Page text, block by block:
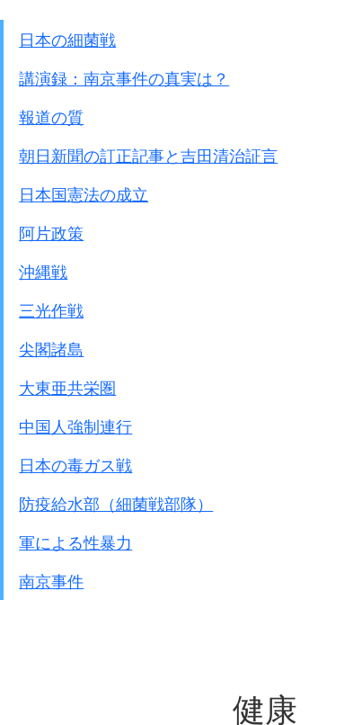
日本の細菌戦
講演録：南京事件の真実は？
報道の質
朝日新聞の訂正記事と吉田清治証言
日本国憲法の成立
阿片政策
沖縄戦
三光作戦
尖閣諸島
大東亜共栄圏
中国人強制連行
日本の毒ガス戦
防疫給水部（細菌戦部隊）
軍による性暴力
南京事件
健康